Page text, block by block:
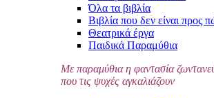
Όλα τα βιβλία
Βιβλία που δεν είναι προς
Θεατρικά έργα
Παιδικά Παραμύθια
Με παραμύθια η φαντασία
που τις ψυχές αγκαλιάζουν